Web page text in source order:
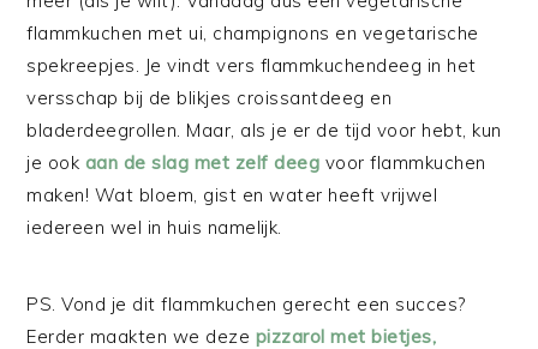
flammkuchen met ui, champignons en vegetarische
spekreepjes. Je vindt vers flammkuchendeeg in het
versschap bij de blikjes croissantdeeg en
bladerdeegrollen. Maar, als je er de tijd voor hebt, kun
je ook aan de slag met zelf deeg voor flammkuchen
maken! Wat bloem, gist en water heeft vrijwel
iedereen wel in huis namelijk.
PS. Vond je dit flammkuchen gerecht een succes?
Eerder maakten we deze pizzarol met bietjes,